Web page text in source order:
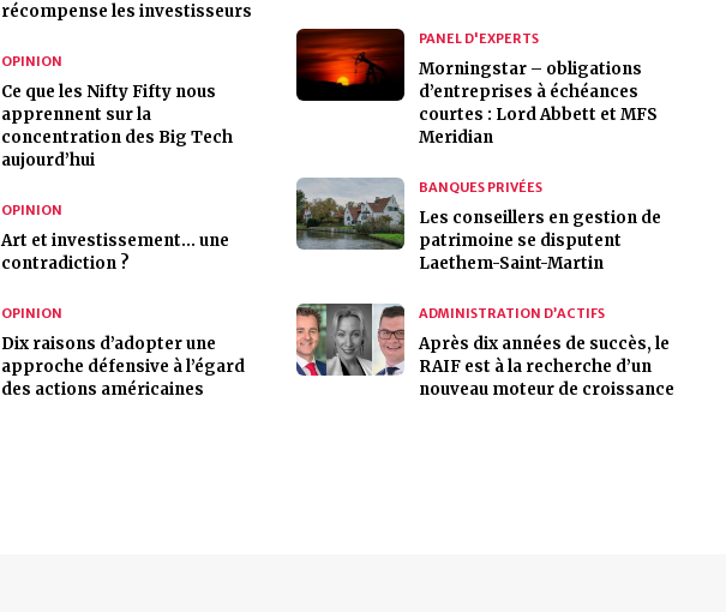
récompense les investisseurs
OPINION
Ce que les Nifty Fifty nous
apprennent sur la
concentration des Big Tech
aujourd’hui
OPINION
Art et investissement... une
contradiction ?
OPINION
Dix raisons d’adopter une
approche défensive à l’égard
des actions américaines
PANEL D'EXPERTS
Morningstar – obligations
d’entreprises à échéances
courtes : Lord Abbett et MFS
Meridian
BANQUES PRIVÉES
Les conseillers en gestion de
patrimoine se disputent
Laethem-Saint-Martin
ADMINISTRATION D’ACTIFS
Après dix années de succès, le
RAIF est à la recherche d’un
nouveau moteur de croissance